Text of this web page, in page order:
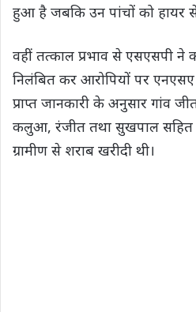
हुआ है जबकि उन पांचों को हायर
वहीं तत्काल प्रभाव से एसएसपी ने
निलंबित कर आरोपियों पर
प्राप्त जानकारी के अनुसार गांव
कलुआ, रंजीत तथा सुखपाल सहित
ग्रामीण से शराब खरीदी थी।